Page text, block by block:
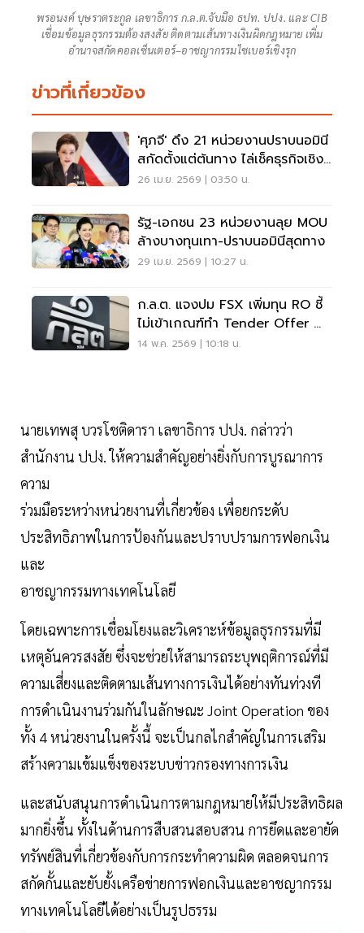
พรอนงค์ บุษราตระกูล เลขาธิการ ก.ล.ต.จับมือ ธปท. ปปง. และ CIB
เชื่อมข้อมูลธุรกรรมต้องสงสัย ติดตามเส้นทางเงินผิดกฎหมาย เพิ่ม
อำนาจสกัดคอลเซ็นเตอร์–อาชญากรรมไซเบอร์เชิงรุก
ข่าวที่เกี่ยวข้อง
'ศุภจี' ดึง 21 หน่วยงานปราบนอมินี
สกัดตั้งแต่ต้นทาง ไล่เช็คธุรกิจเชิง
ลึก
26 เม.ย. 2569 | 03:50 น.
รัฐ-เอกชน 23 หน่วยงานลุย MOU
ล้างบางทุนเทา-ปราบนอมินีสุดทาง
29 เม.ย. 2569 | 10:27 น.
ก.ล.ต. แจงปม FSX เพิ่มทุน RO ชี้
ไม่เข้าเกณฑ์ทำ Tender Offer ย้ำ
ใช้สิทธิตามสัดส่วนเดิม
14 พ.ค. 2569 | 10:18 น.
นายเทพสุ บวรโชติดารา เลขาธิการ ปปง. กล่าวว่า
สำนักงาน ปปง. ให้ความสำคัญอย่างยิ่งกับการบูรณาการ
ความ
ร่วมมือระหว่างหน่วยงานที่เกี่ยวข้อง เพื่อยกระดับ
ประสิทธิภาพในการป้องกันและปราบปรามการฟอกเงิน
และ
อาชญากรรมทางเทคโนโลยี
โดยเฉพาะการเชื่อมโยงและวิเคราะห์ข้อมูลธุรกรรมที่มี
เหตุอันควรสงสัย ซึ่งจะช่วยให้สามารถระบุพฤติการณ์ที่มี
ความเสี่ยงและติดตามเส้นทางการเงินได้อย่างทันท่วงที
การดำเนินงานร่วมกันในลักษณะ Joint Operation ของ
ทั้ง 4 หน่วยงานในครั้งนี้ จะเป็นกลไกสำคัญในการเสริม
สร้างความเข้มแข็งของระบบข่าวกรองทางการเงิน
และสนับสนุนการดำเนินการตามกฎหมายให้มีประสิทธิผล
มากยิ่งขึ้น ทั้งในด้านการสืบสวนสอบสวน การยึดและอายัด
ทรัพย์สินที่เกี่ยวข้องกับการกระทำความผิด ตลอดจนการ
สกัดกั้นและยับยั้งเครือข่ายการฟอกเงินและอาชญากรรม
ทางเทคโนโลยีได้อย่างเป็นรูปธรรม